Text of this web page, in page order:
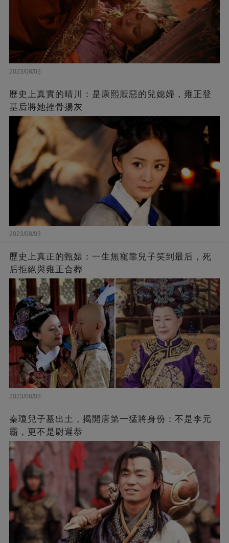
2023/08/03
歷史上真實的晴川：是康熙厭惡的兒媳婦，雍正登
基后將她挫骨揚灰
2023/08/03
歷史上真正的甄嬛：一生無寵靠兒子笑到最后，死
后拒絕與雍正合葬
2023/08/03
秦瓊兒子墓出土，揭開唐第一猛將身份：不是李元
霸，更不是尉遲恭